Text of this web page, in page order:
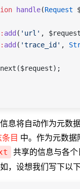
handle(Request
add ( 'url' , $request
add ( 'trace_id' ,
($request);
息将自动作为元数
目 中。作为元数
共享的信息与各
，设想我们写下以下